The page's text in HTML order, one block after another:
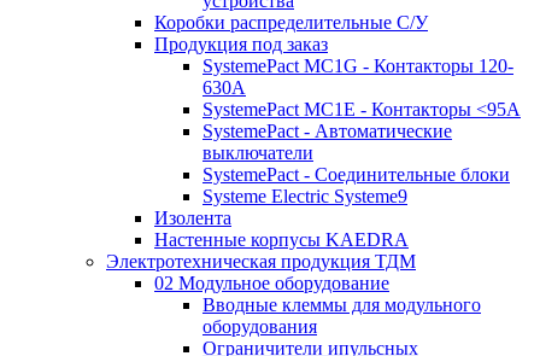
Коробки распределительные C/У
Продукция под заказ
SystemePact MC1G - Контакторы 120-
630A
SystemePact MC1E - Контакторы <95A
SystemePact - Автоматические
выключатели
SystemePact - Соединительные блоки
Systeme Electric Systeme9
Изолента
Настенные корпусы KAEDRA
Электротехническая продукция ТДМ
02 Модульное оборудование
Вводные клеммы для модульного
оборудования
Ограничители ипульсных